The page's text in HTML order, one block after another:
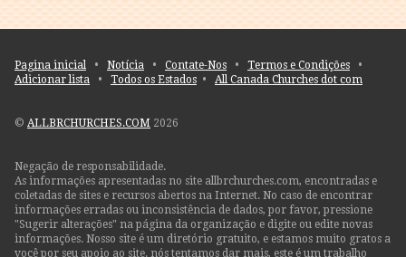
Pagina inicial • Notícia • Contate-Nos • Termos e Condições •
Adicionar lista • Todos os Estados • All Canada Churches dot com
© ALLBRCHURCHES.COM 2026
Negação de responsabilidade.
As informações apresentadas no site allbrchurches.com, encontradas e
coletadas de sites e recursos abertos na Internet. No caso de encontrar
informações erradas ou inconsistência de dados, por favor, pressione
"Sugerir alterações" na página da organização e digite ou edite novas
informações. Nosso site é um diretório gratuito, e estamos muito gratos a
você por seu apoio ao site. nós tentamos dar mais, este é um trabalho